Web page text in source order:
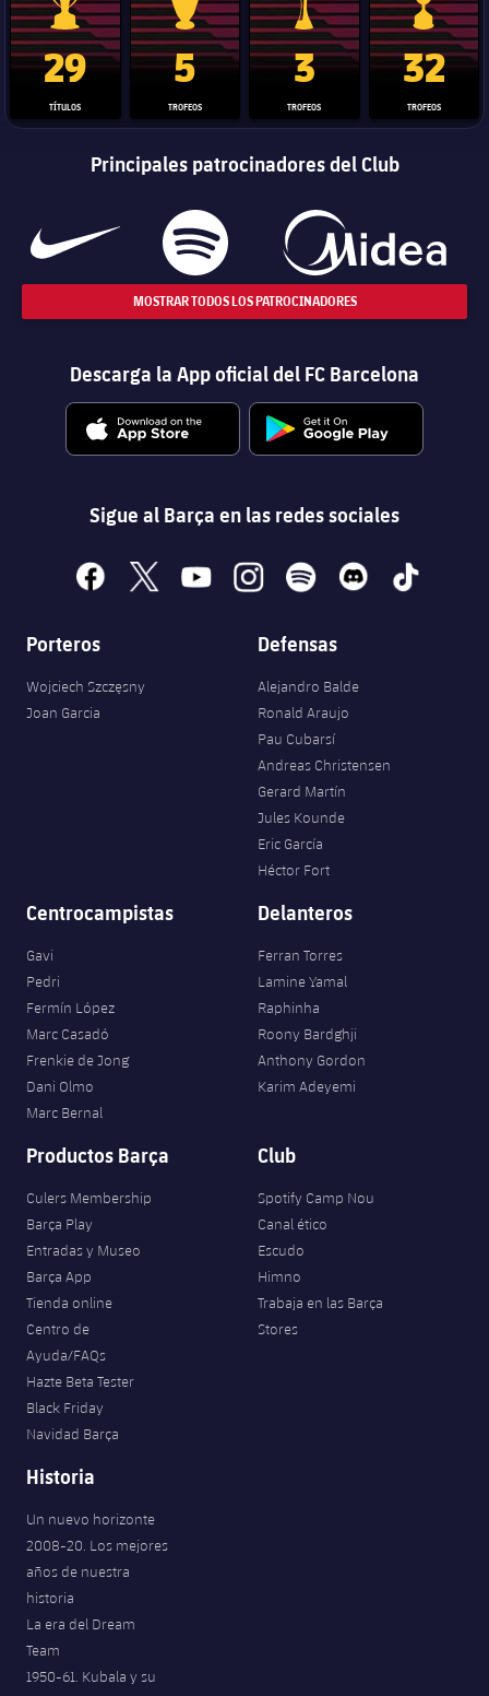
Trofeo de La Liga
29
TÍTULOS
Trofeo de la Liga de Campeones
5
TROFEOS
Trofeo del Mundial de
3
TROFEOS
Copa del
32
TROFEOS
Principales patrocinadores del Club
MOSTRAR TODOS LOS PATROCINADORES
Descarga la App oficial del FC Barcelona
Sigue al Barça en las redes sociales
facebook
x youtubeinstagramspotify discord tiktok
Porteros
Wojciech Szczęsny
Joan Garcia
Defensas
Alejandro Balde
Ronald Araujo
Pau Cubarsí
Andreas Christensen
Gerard Martín
Jules Kounde
Eric García
Héctor Fort
Centrocampistas
Gavi
Pedri
Fermín López
Marc Casadó
Frenkie de Jong
Dani Olmo
Marc Bernal
Delanteros
Ferran Torres
Lamine Yamal
Raphinha
Roony Bardghji
Anthony Gordon
Karim Adeyemi
Productos Barça
Culers Membership
Barça Play
Entradas y Museo
Barça App
Tienda online
Centro de
Ayuda/FAQs
Hazte Beta Tester
Black Friday
Navidad Barça
Club
Spotify Camp Nou
Canal ético
Escudo
Himno
Trabaja en las Barça
Stores
Historia
Un nuevo horizonte
2008-20. Los mejores
años de nuestra
historia
La era del Dream
Team
1950-61. Kubala y su